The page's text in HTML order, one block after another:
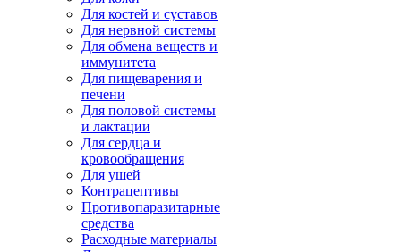
Для костей и суставов
Для нервной системы
Для обмена веществ и
иммунитета
Для пищеварения и
печени
Для половой системы
и лактации
Для сердца и
кровообращения
Для ушей
Контрацептивы
Противопаразитарные
средства
Расходные материалы